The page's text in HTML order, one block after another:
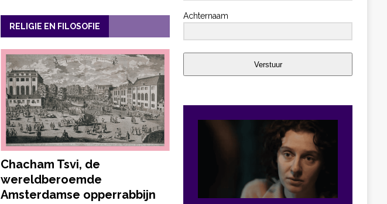
RELIGIE EN FILOSOFIE
Chacham Tsvi, de
wereldberoemde
Amsterdamse opperrabbijn
Achternaam
Verstuur